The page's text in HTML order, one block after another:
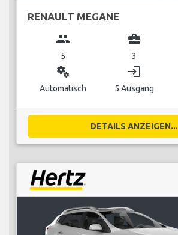
RENAULT MEGANE
group
5
business_center
3
miscellaneous_services
Automatisch
login
5 Ausgang
DETAILS ANZEIGEN...